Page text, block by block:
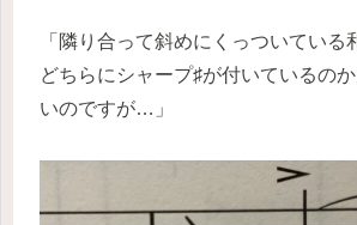
「隣り合って斜めにくっついている
どちらにシャープ♯が付いているの
いのですが…」